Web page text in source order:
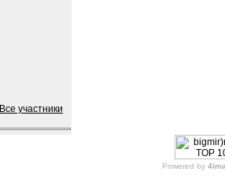
Все участники
Powered by